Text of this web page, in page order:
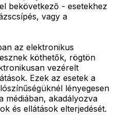
bekövetkező - esetekhez
vagy a
az elektronikus
köthetők, rögtön
vezérelt
Ezek az esetek a
lényegesen
médiában, akadályozva
és ellátások elterjedését.